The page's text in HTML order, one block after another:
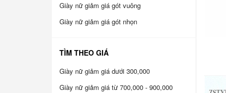
Giày nữ giảm giá gót vuông
Giày nữ giảm giá gót nhọn
TÌM THEO GIÁ
Giày nữ giảm giá dưới 300,000
Giày nữ giảm giá từ 700,000 - 900,000